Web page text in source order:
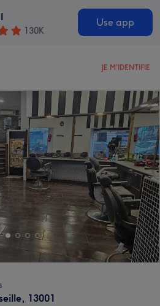
130K
Use app
JE M'IDENTIFIE
, 13001